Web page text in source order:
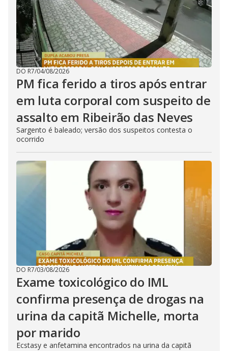
DO R7/04/08/2026
PM fica ferido a tiros após entrar
em luta corporal com suspeito de
assalto em Ribeirão das Neves
Sargento é baleado; versão dos suspeitos contesta o
ocorrido
DO R7/03/08/2026
Exame toxicológico do IML
confirma presença de drogas na
urina da capitã Michelle, morta
por marido
Ecstasy e anfetamina encontrados na urina da capitã